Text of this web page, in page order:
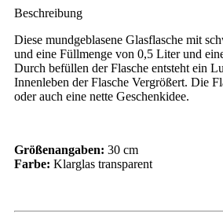
Beschreibung
Diese mundgeblasene Glasflasche mit
und eine Füllmenge von 0,5 Liter und
Durch befüllen der Flasche entsteht ein
Innenleben der Flasche Vergrößert. Die
oder auch eine nette Geschenkidee.
Größenangaben: 30 cm
Farbe: Klarglas transparent